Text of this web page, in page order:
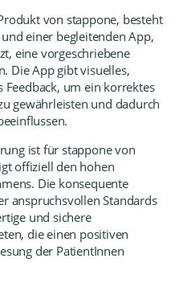
von stappone, besteht
einer begleitenden App,
eine vorgeschriebene
Die App gibt visuelles,
um ein korrektes
gewährleisten und dadurch
ist für stappone von
offiziell den hohen
Die konsequente
anspruchsvollen Standards
und sichere
die einen positiven
der PatientInnen